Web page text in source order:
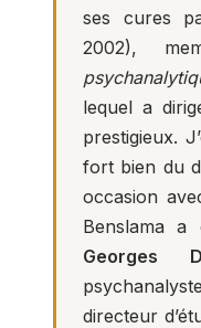
ses cures
2002),
lequel a
prestigieux.
fort bien du
occasion
Benslama a
Georges
directeur